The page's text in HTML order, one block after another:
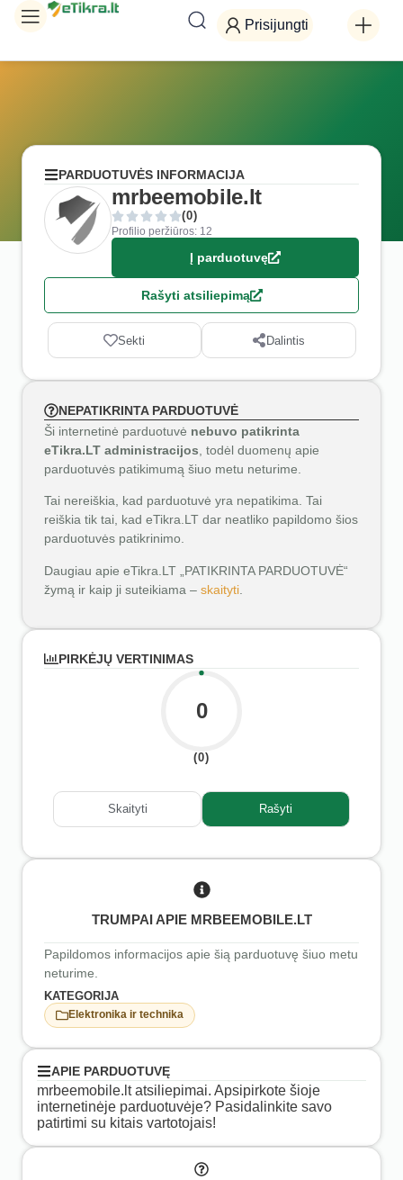
Prisijungti
PARDUOTUVĖS INFORMACIJA
mrbeemobile.lt
(0)
Profilio peržiūros: 12
Į parduotuvę
Rašyti atsiliepimą
Sekti Dalintis
NEPATIKRINTA PARDUOTUVĖ
Ši internetinė parduotuvė nebuvo patikrinta
eTikra.LT administracijos , todėl duomenų apie
parduotuvės patikimumą šiuo metu neturime.
Tai nereiškia, kad parduotuvė yra nepatikima. Tai
reiškia tik tai, kad eTikra.LT dar neatliko papildomo šios
parduotuvės patikrinimo.
Daugiau apie eTikra.LT „PATIKRINTA PARDUOTUVĖ“
žymą ir kaip ji suteikiama – skaityti
PIRKĖJŲ VERTINIMAS
0
(0)
Skaityti Rašyti
TRUMPAI APIE MRBEEMOBILE.LT
Papildomos informacijos apie šią parduotuvę šiuo metu
neturime.
KATEGORIJA
Elektronika ir technika
APIE PARDUOTUVĘ
mrbeemobile.lt atsiliepimai. Apsipirkote šioje
internetinėje parduotuvėje? Pasidalinkite savo
patirtimi su kitais vartotojais!